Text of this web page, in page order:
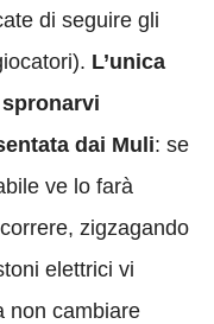
di seguire gli
L’unica
dai Muli: se
ve lo farà
zigzagando
elettrici vi
non cambiare